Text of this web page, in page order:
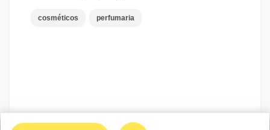
cosméticos perfumaria